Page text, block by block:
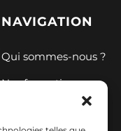
NAVIGATION
Qui sommes-nous ?
Nos formations